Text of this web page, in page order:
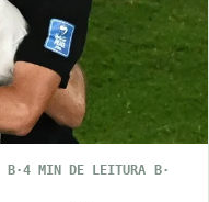
4 MIN DE LEITURA